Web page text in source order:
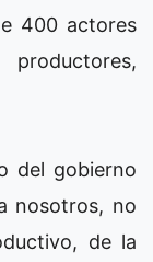
400 actores
del gobierno
nosotros, no
de la